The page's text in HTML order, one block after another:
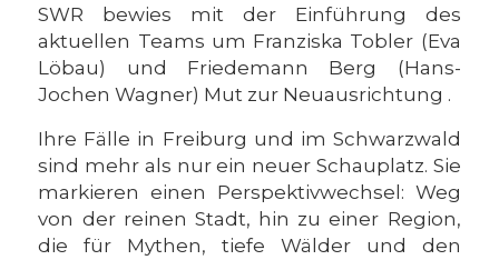
SWR bewies mit der Einführung des
aktuellen Teams um Franziska Tobler (Eva
Löbau) und Friedemann Berg (Hans-
Jochen Wagner) Mut zur Neuausrichtung .
Ihre Fälle in Freiburg und im Schwarzwald
sind mehr als nur ein neuer Schauplatz. Sie
markieren einen Perspektivwechsel: Weg
von der reinen Stadt, hin zu einer Region,
die für Mythen, tiefe Wälder und den